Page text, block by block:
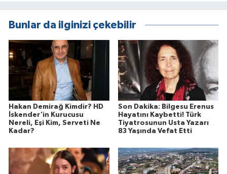
Bunlar da ilginizi çekebilir
Hakan Demirağ Kimdir? HD
İskender'in Kurucusu
Nereli, Eşi Kim, Serveti Ne
Kadar?
Son Dakika: Bilgesu Erenus
Hayatını Kaybetti! Türk
Tiyatrosunun Usta Yazarı
83 Yaşında Vefat Etti